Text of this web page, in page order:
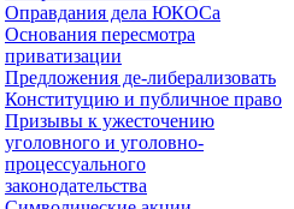
Оправдания дела ЮКОСа
Основания пересмотра
приватизации
Предложения де-либерализовать
Конституцию и публичное право
Призывы к ужесточению
уголовного и уголовно-
процессуального
законодательства